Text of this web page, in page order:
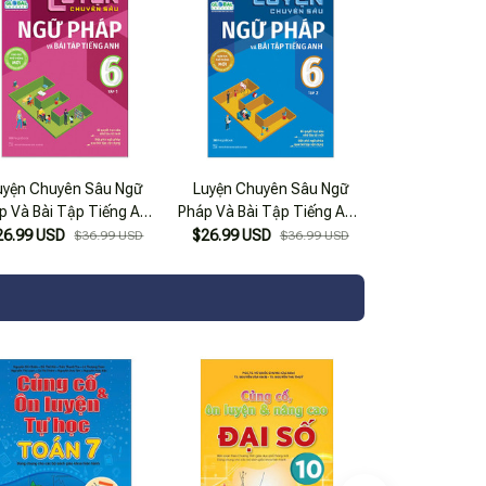
Chuyên Sâu Ngữ
Và Bài Tập Tiếng Anh
Tập 1 (Theo Chương
USD $36.99 USD
Luyện Chuyên Sâu Ngữ
Pháp Và Bài Tập Tiếng Anh
6 - Tập 2 (Theo Chương
$26.99 USD $36.99 USD